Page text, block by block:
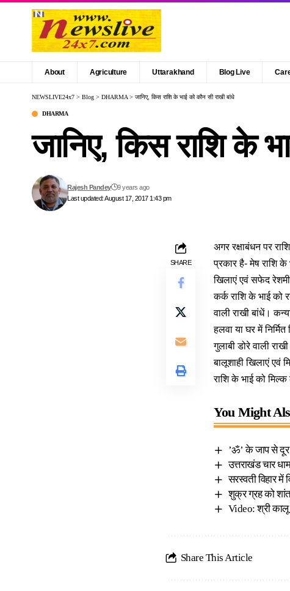
About Agriculture Uttarakhand Blog Live
NEWSLIVE24x7 > Blog > DHARMA > जानिए, किस राशि के भाई को कौन सी राखी बांधे
DHARMA
जानिए, किस राशि के
Last updated: August 17, 2017 1:43 pm
Rajesh Pandey 9 years ago
SHARE
अगर रक्षाबंधन पर
प्रकार है- मेष राशि के
खिलाएं एवं सफेद रेशमी
कर्क राशि के भाई को
वाली राखी बांधें।
हलवा या घर में
गुलाबी डोरे वाली
बालूशाही खिलाएं एवं
राशि के भाई को
You Might
’ॐ’ के जाप से दूर
उत्तराखंड चार
सरस्वती विहार में
शुक्र ग्रह को
Video: श्री कालू
Share This Article